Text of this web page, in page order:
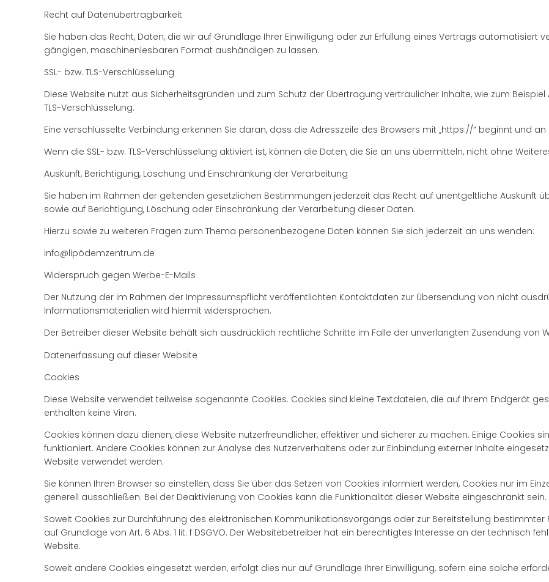
Recht auf Datenübertragbarkeit
Sie haben das Recht, Daten, die wir auf Grundlage Ihrer Einwilligung oder zur Erfüllung eines Vertrags automatisiert
gängigen, maschinenlesbaren Format aushändigen zu lassen.
SSL- bzw. TLS-Verschlüsselung
Diese Website nutzt aus Sicherheitsgründen und zum Schutz der Übertragung vertraulicher Inhalte, wie zum
TLS-Verschlüsselung.
Eine verschlüsselte Verbindung erkennen Sie daran, dass die Adresszeile des Browsers mit „https://“ beginnt und
Wenn die SSL- bzw. TLS-Verschlüsselung aktiviert ist, können die Daten, die Sie an uns übermitteln, nicht ohne
Auskunft, Berichtigung, Löschung und Einschränkung der Verarbeitung
Sie haben im Rahmen der geltenden gesetzlichen Bestimmungen jederzeit das Recht auf unentgeltliche Auskunft
sowie auf Berichtigung, Löschung oder Einschränkung der Verarbeitung dieser Daten.
Hierzu sowie zu weiteren Fragen zum Thema personenbezogene Daten können Sie sich jederzeit an uns wenden:
info@lipödemzentrum.de
Widerspruch gegen Werbe-E-Mails
Der Nutzung der im Rahmen der Impressumspflicht veröffentlichten Kontaktdaten zur Übersendung von nicht
Informationsmaterialien wird hiermit widersprochen.
Der Betreiber dieser Website behält sich ausdrücklich rechtliche Schritte im Falle der unverlangten Zusendung von
Datenerfassung auf dieser Website
Cookies
Diese Website verwendet teilweise sogenannte Cookies. Cookies sind kleine Textdateien, die auf Ihrem Endgerät
enthalten keine Viren.
Cookies können dazu dienen, diese Website nutzerfreundlicher, effektiver und sicherer zu machen. Einige Cookies
funktioniert. Andere Cookies können zur Analyse des Nutzerverhaltens oder zur Einbindung externer Inhalte
Website verwendet werden.
Sie können Ihren Browser so einstellen, dass Sie über das Setzen von Cookies informiert werden, Cookies nur im
generell ausschließen. Bei der Deaktivierung von Cookies kann die Funktionalität dieser Website eingeschränkt sein.
Soweit Cookies zur Durchführung des elektronischen Kommunikationsvorgangs oder zur Bereitstellung
auf Grundlage von Art. 6 Abs. 1 lit. f DSGVO. Der Websitebetreiber hat ein berechtigtes Interesse an der technisch
Website.
Soweit andere Cookies eingesetzt werden, erfolgt dies nur auf Grundlage Ihrer Einwilligung, sofern eine solche